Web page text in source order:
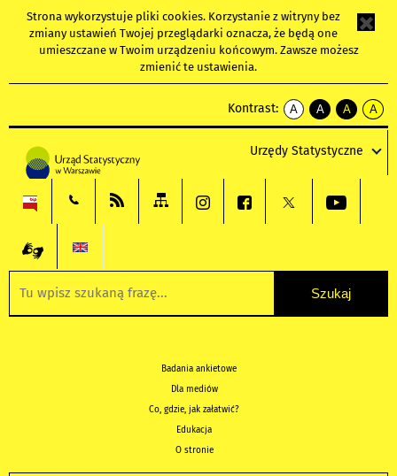
Strona wykorzystuje pliki cookies. Korzystanie z witryny bez
zmiany ustawień Twojej przeglądarki oznacza, że będą one
umieszczane w Twoim urządzeniu końcowym. Zawsze możesz
zmienić te ustawienia.
Kontrast:
A
kontrast
A
kontrast
tekst
czarnym
A
kontrast
tekst
czarnym
A
tekst
żółtym
Urzędy Statystyczne
Badania ankietowe
Dla mediów
Co, gdzie, jak załatwić?
Edukacja
O stronie